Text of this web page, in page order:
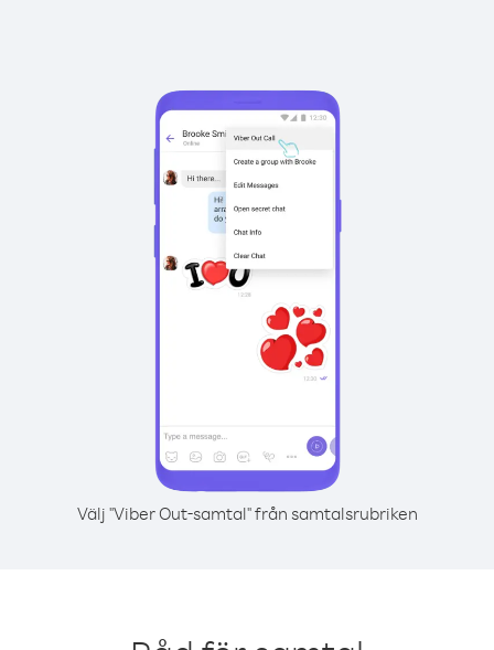
Välj "Viber Out-samtal" från samtalsrubriken